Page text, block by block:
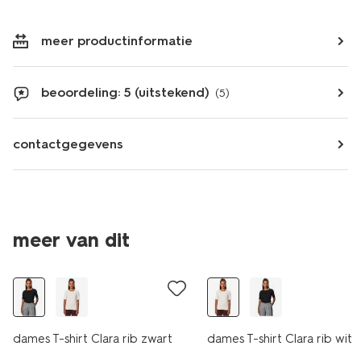
meer productinformatie
beoordeling: 5 (uitstekend) (5)
contactgegevens
meer van dit
essential
dames T-shirt Clara rib zwart dames T-shirt Clara rib wit